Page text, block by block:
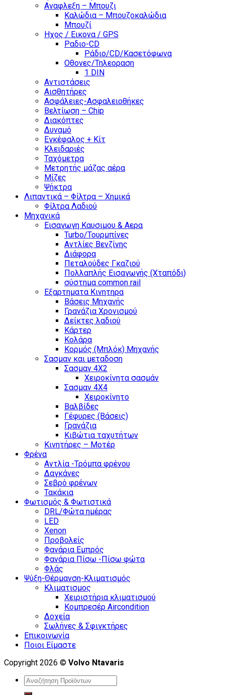
Αναφλεξη – Μπουζι
Καλώδια – Μπουζοκαλώδια
Μπουζί
Ηχος / Εικονα / GPS
Ραδιο-CD
Ράδιο/CD/Κασετόφωνα
Οθονες/Τηλεοραση
1 DIN
Αντιστάσεις
Αισθητήρες
Ασφάλειες-Ασφαλειοθήκες
Βελτίωση – Chip
Διακόπτες
Δυναμό
Εγκέφαλος + Κίτ
Κλειδαριές
Ταχόμετρα
Μετρητής μάζας αέρα
Μίζες
Ψήκτρα
Λιπαντικά – Φίλτρα – Χημικά
Φίλτρα Λαδιού
Μηχανικά
Εισαγωγη Καυσιμου & Αερα
Turbo/Τουρμπίνες
Αντλίες Βενζίνης
Διάφορα
Πεταλούδες Γκαζιού
Πολλαπλής Εισαγωγής (Χταπόδι)
σύστημα common rail
Εξαρτηματα Κινητηρα
Βάσεις Μηχανής
Γρανάζια Χρονισμού
Δείκτες λαδιού
Κάρτερ
Κολάρα
Κορμός (Μπλόκ) Μηχανής
Σασμαν και μεταδοση
Σασμαν 4Χ2
Χειροκίνητα σασμάν
Σασμαν 4Χ4
Χειροκίνητο
Βαλβίδες
Γέφυρες (Βάσεις)
Γρανάζια
Κιβώτια ταχυτήτων
Κινητήρες – Μοτέρ
Φρένα
Αντλία -Τρόμπα φρένου
Δαγκάνες
Σεβρό φρένων
Τακάκια
Φωτισμός & Φωτιστικά
DRL/Φώτα ημέρας
LED
Xenon
Προβολείς
Φανάρια Εμπρός
Φανάρια Πίσω -Πίσω φώτα
Φλάς
Ψύξη-Θέρμανση-Κλιματισμός
Κλιματισμος
Χειριστήρια κλιματισμού
Κομπρεσέρ Aircondition
Δοχεία
Σωλήνες & Σφιγκτήρες
Επικοινωνία
Ποιοι Είμαστε
Copyright 2026 © Volvo Ntavaris
Search